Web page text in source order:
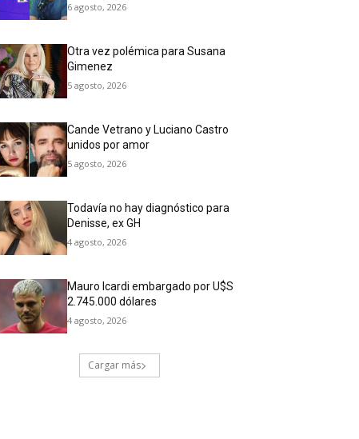
6 agosto, 2026
Otra vez polémica para Susana
Gimenez
5 agosto, 2026
Cande Vetrano y Luciano Castro
unidos por amor
5 agosto, 2026
Todavía no hay diagnóstico para
Denisse, ex GH
4 agosto, 2026
Mauro Icardi embargado por U$S
2.745.000 dólares
4 agosto, 2026
Cargar más